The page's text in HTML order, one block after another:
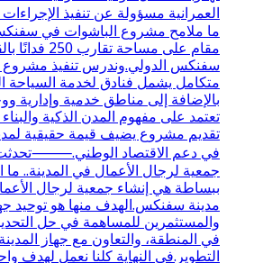
العمرانية مسؤولة عن تنفيذ
ما ملامح مشروع الباشوات في
مقام على مساحة
سفنكس الدولي.وندرس تنفيذ
متكامل يشمل فنادق لخدمة السياحة
بالإضافة إلى مناطق خدمية وإدارية
تعتمد على مفهوم المدن الذكية
تقديم مشروع يضيف قيمة حقيقية
في دعم الاقتصاد
جمعية لرجال الأعمال في المدينة.. ما
ببساطة هي إنشاء جمعية لرجال
مدينة سفنكس.الهدف منها هو توحيد
والمستثمرين للمساهمة في حل
في المنطقة، والتعاون مع جهاز
التطوير.في النهاية كلنا نعمل لهدف